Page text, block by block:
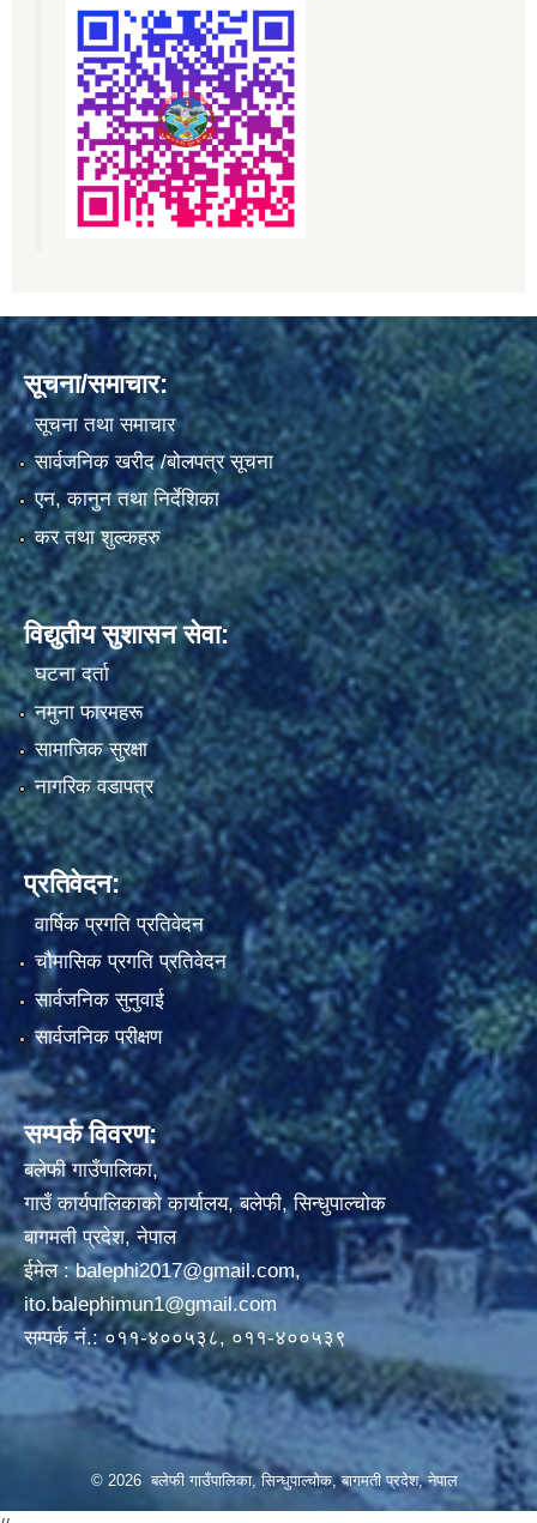
सूचना/समाचार:
सूचना तथा समाचार
सार्वजनिक खरीद /बोलपत्र सूचना
एन, कानुन तथा निर्देशिका
कर तथा शुल्कहरु
विद्युतीय सुशासन सेवा:
घटना दर्ता
नमुना फारमहरू
सामाजिक सुरक्षा
नागरिक वडापत्र
प्रतिवेदन:
वार्षिक प्रगति प्रतिवेदन
चौमासिक प्रगति प्रतिवेदन
सार्वजनिक सुनुवाई
सार्वजनिक परीक्षण
सम्पर्क विवरण:
बलेफी गाउँपालिका,
गाउँ कार्यपालिकाको कार्यालय, बलेफी, सिन्धुपाल्चोक
बागमती प्रदेश, नेपाल
ईमेल :balephi2017@gmail.com,
ito.balephimun1@gmail.com
सम्पर्क नं.: ०११-४००५३८, ०११-४००५३९
© 2026 बलेफी गाउँपालिका, सिन्धुपाल्चोक, बागमती प्रदेश, नेपाल